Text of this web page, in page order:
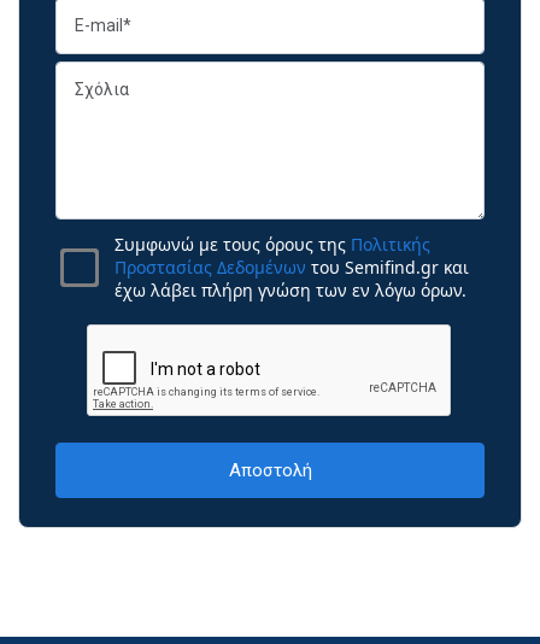
Συμφωνώ με τους όρους της Πολιτικής
Προστασίας Δεδομένων του Semifind.gr και
έχω λάβει πλήρη γνώση των εν λόγω όρων.